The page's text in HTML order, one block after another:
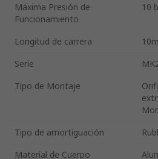
Máxima Presión de
Funcionamiento
10
Longitud de carrera
Serie
Tipo de Montaje
Tipo de amortiguación
Material de Cuerpo